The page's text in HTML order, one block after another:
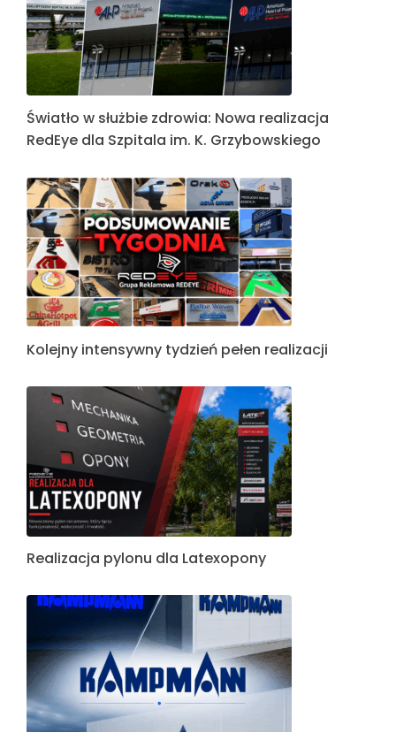
Światło w służbie zdrowia: Nowa realizacja
RedEye dla Szpitala im. K. Grzybowskiego
Kolejny intensywny tydzień pełen realizacji
Realizacja pylonu dla Latexopony